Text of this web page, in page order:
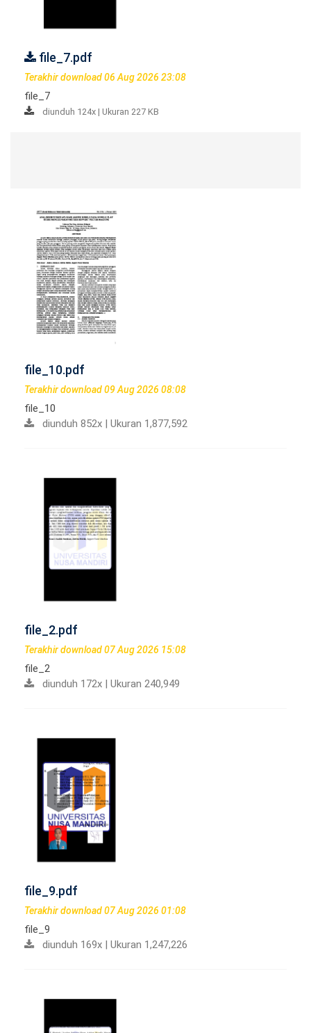
file_7.pdf
Terakhir download 06 Aug 2026 23:08
file_7
diunduh 124x | Ukuran 227 KB
file_10.pdf
Terakhir download 09 Aug 2026 08:08
file_10
diunduh 852x | Ukuran 1,877,592
file_2.pdf
Terakhir download 07 Aug 2026 15:08
file_2
diunduh 172x | Ukuran 240,949
file_9.pdf
Terakhir download 07 Aug 2026 01:08
file_9
diunduh 169x | Ukuran 1,247,226